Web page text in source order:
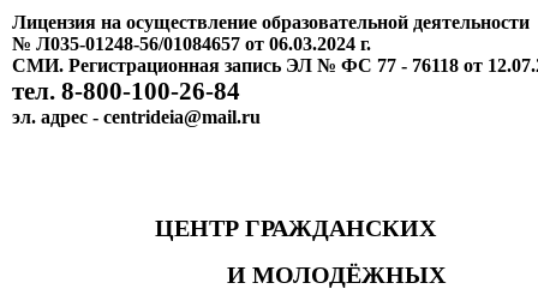
Лицензия на осуществление образовательной деятельности
№ Л035-01248-56/01084657 от 06.03.2024 г.
СМИ. Регистрационная запись ЭЛ № ФС 77 - 76118 от
тел. 8-800-100-26-84
эл. адрес - centrideia@mail.ru
ЦЕНТР ГРАЖДАНСКИХ
И МОЛОДЁЖНЫХ